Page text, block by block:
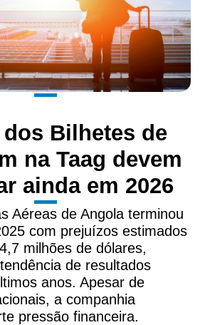
Bilhetes de
na Taag devem
ainda em 2026
Aéreas de Angola terminou
com prejuízos estimados
milhões de dólares,
de resultados
anos. Apesar de
a companhia
pressão financeira.